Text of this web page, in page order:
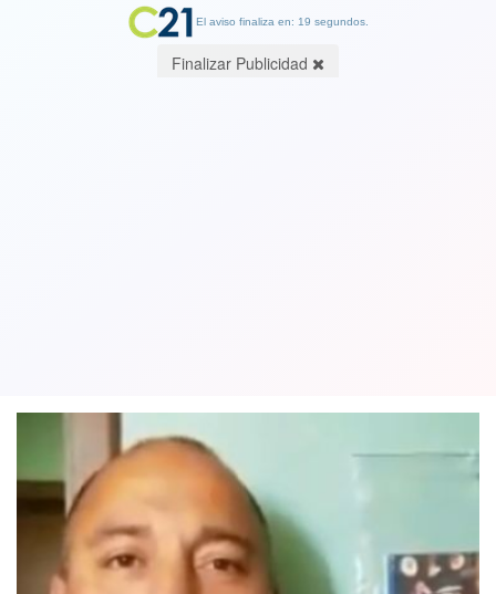
El aviso finaliza en: 19 segundos.
Finalizar Publicidad